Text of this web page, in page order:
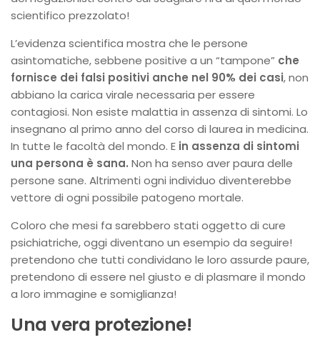
scientifico prezzolato!
L’evidenza scientifica mostra che le persone
asintomatiche, sebbene positive a un “tampone” che
fornisce dei falsi positivi anche nel 90% dei casi, non
abbiano la carica virale necessaria per essere
contagiosi. Non esiste malattia in assenza di sintomi. Lo
insegnano al primo anno del corso di laurea in medicina.
In tutte le facoltà del mondo. E in assenza di sintomi
una persona è sana. Non ha senso aver paura delle
persone sane. Altrimenti ogni individuo diventerebbe
vettore di ogni possibile patogeno mortale.
Coloro che mesi fa sarebbero stati oggetto di cure
psichiatriche, oggi diventano un esempio da seguire!
pretendono che tutti condividano le loro assurde paure,
pretendono di essere nel giusto e di plasmare il mondo
a loro immagine e somiglianza!
Una vera protezione!